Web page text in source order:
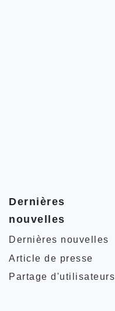
Dernières
nouvelles
Dernières nouvelles
Article de presse
Partage d'utilisateurs